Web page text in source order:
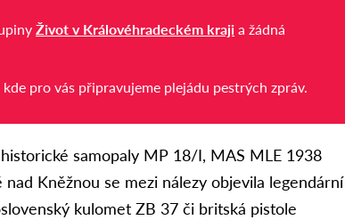
Život v Královéhradeckém kraji a žádná
kde pro vás připravujeme plejádu pestrých zpráv.
samopaly MP 18/I, MAS MLE 1938
Kněžnou se mezi nálezy objevila legendární
kulomet ZB 37 či britská pistole